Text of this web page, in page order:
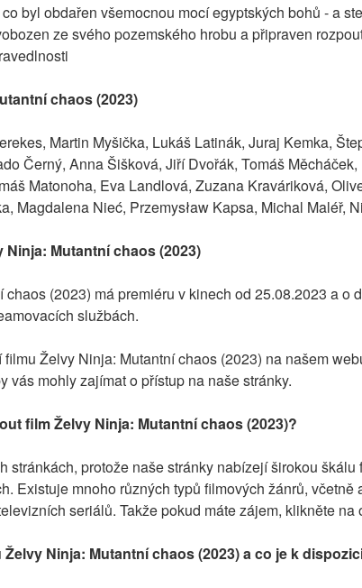
byl obdařen všemocnou mocí egyptských bohů - a
ze svého pozemského hrobu a připraven
chaos (2023)
Martin Myšička, Lukáš Latinák, Juraj Kemka,
Černý, Anna Šišková, Jiří Dvořák, Tomáš
Matonoha, Eva Landlová, Zuzana Kraváriková,
Magdalena Nieć, Przemysław Kapsa, Michal Maléř,
Ninja: Mutantní chaos (2023)
(2023) má premiéru v kinech od 25.08.2023 a o
službách.
Želvy Ninja: Mutantní chaos (2023) na našem
vás mohly zajímat o přístup na naše stránky.
film Želvy Ninja: Mutantní chaos (2023)?
stránkách, protože naše stránky nabízejí širokou
Existuje mnoho různých typů filmových žánrů, včetně
seriálů. Takže pokud máte zájem, klikněte na
Ninja: Mutantní chaos (2023) a co je k